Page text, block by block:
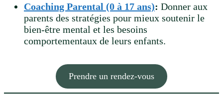
Coaching Parental (0 à 17 ans): Donner aux
parents des stratégies pour mieux soutenir le
bien-être mental et les besoins
comportementaux de leurs enfants.
Prendre un rendez-vous